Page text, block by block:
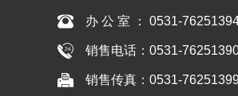
办 公 室 ： 0531-
销售电话：0531-
销售传真：0531-